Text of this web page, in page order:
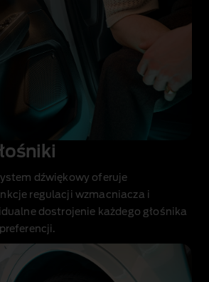
dźwiękowy oferuje
regulacji wzmacniacza i
dostrojenie każdego głośnika